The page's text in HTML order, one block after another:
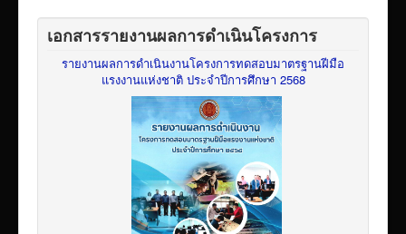
เอกสารรายงานผลการดำเนินโครงการ
รายงานผลการดำเนินงานโครงการทดสอบมาตรฐานฝีมือ
แรงงานแห่งชาติ ประจำปีการศึกษา 2568